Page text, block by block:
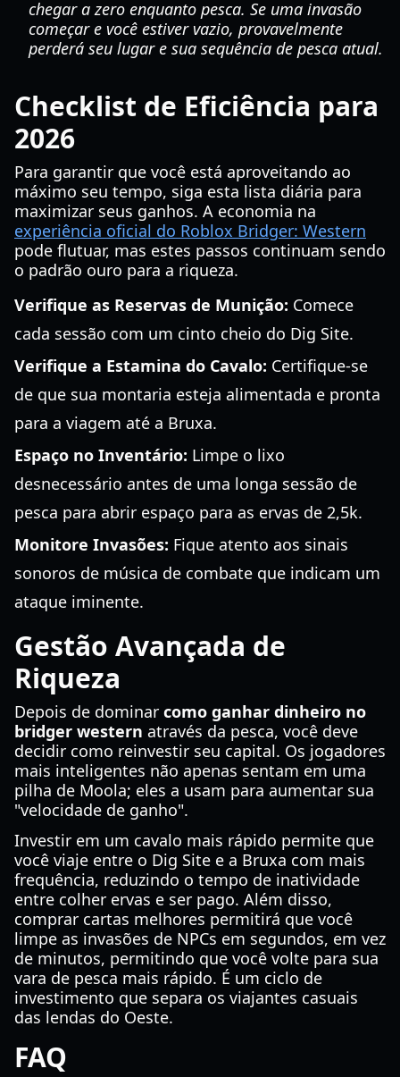
chegar a zero enquanto pesca. Se uma invasão
começar e você estiver vazio, provavelmente
perderá seu lugar e sua sequência de pesca atual.
Checklist de Eficiência para
2026
Para garantir que você está aproveitando ao
máximo seu tempo, siga esta lista diária para
maximizar seus ganhos. A economia na
experiência oficial do Roblox Bridger: Western
pode flutuar, mas estes passos continuam sendo
o padrão ouro para a riqueza.
Verifique as Reservas de Munição: Comece
cada sessão com um cinto cheio do Dig Site.
Verifique a Estamina do Cavalo: Certifique-se
de que sua montaria esteja alimentada e pronta
para a viagem até a Bruxa.
Espaço no Inventário: Limpe o lixo
desnecessário antes de uma longa sessão de
pesca para abrir espaço para as ervas de 2,5k.
Monitore Invasões: Fique atento aos sinais
sonoros de música de combate que indicam um
ataque iminente.
Gestão Avançada de
Riqueza
Depois de dominar como ganhar dinheiro no
bridger western através da pesca, você deve
decidir como reinvestir seu capital. Os jogadores
mais inteligentes não apenas sentam em uma
pilha de Moola; eles a usam para aumentar sua
"velocidade de ganho".
Investir em um cavalo mais rápido permite que
você viaje entre o Dig Site e a Bruxa com mais
frequência, reduzindo o tempo de inatividade
entre colher ervas e ser pago. Além disso,
comprar cartas melhores permitirá que você
limpe as invasões de NPCs em segundos, em vez
de minutos, permitindo que você volte para sua
vara de pesca mais rápido. É um ciclo de
investimento que separa os viajantes casuais
das lendas do Oeste.
FAQ